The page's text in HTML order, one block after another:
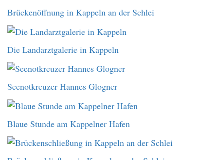
Brückenöffnung in Kappeln an der Schlei
Die Landarztgalerie in Kappeln
Seenotkreuzer Hannes Glogner
Blaue Stunde am Kappelner Hafen